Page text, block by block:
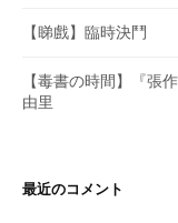
【睇戲】臨時決鬥
【毒書の時間】『
由里
最近のコメント